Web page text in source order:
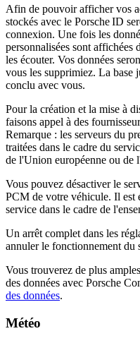
Afin de pouvoir afficher vos
stockés avec le Porsche ID
connexion. Une fois les
personnalisées sont affichées
les écouter. Vos données
vous les supprimiez. La base
conclu avec vous.
Pour la création et la mise à
faisons appel à des
Remarque : les serveurs du
traitées dans le cadre du
de l'Union européenne ou de
Vous pouvez désactiver le
PCM de votre véhicule. Il est
service dans le cadre de
Un arrêt complet dans les
annuler le fonctionnement du
Vous trouverez de plus
des données avec Porsche
des données.
Météo